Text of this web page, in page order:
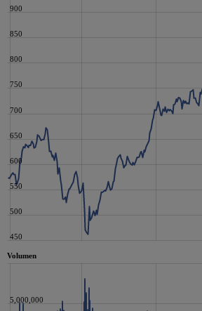
450
500
550
600
650
700
750
800
850
900
Volumen
5,000,000